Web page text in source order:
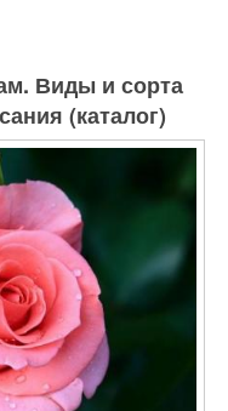
Виды и сорта
(каталог)